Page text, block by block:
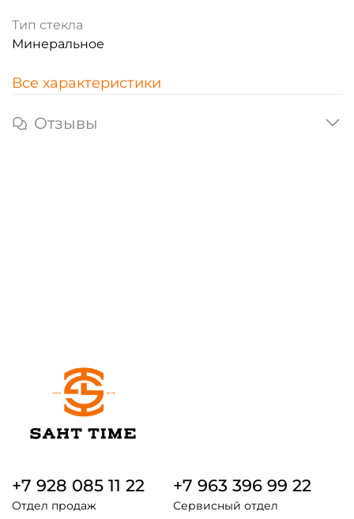
Тип стекла
Минеральное
Все характеристики
Отзывы
+7 928 085 11 22
Отдел продаж
+7 963 396 99 22
Сервисный отдел